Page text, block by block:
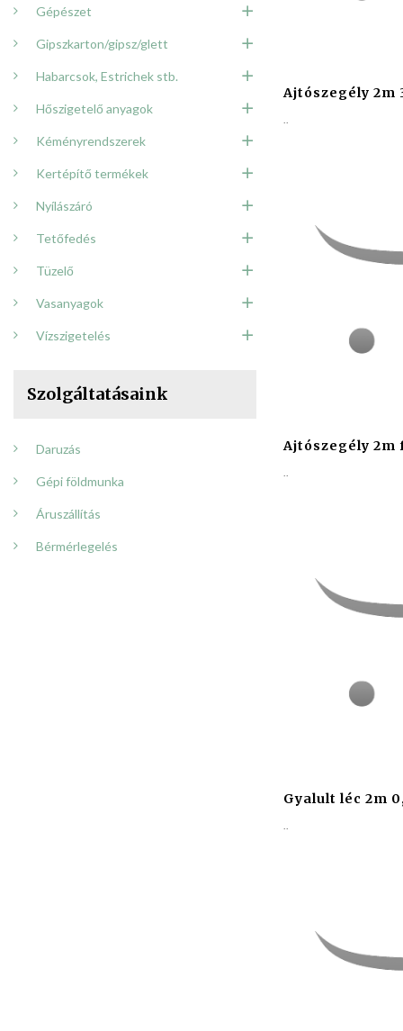
Gépészet
Gipszkarton/gipsz/glett
Habarcsok, Estrichek stb.
Hőszigetelő anyagok
Kéményrendszerek
Kertépítő termékek
Nyílászáró
Tetőfedés
Tüzelő
Vasanyagok
Vízszigetelés
Szolgáltatásaink
Daruzás
Gépi földmunka
Áruszállítás
Bérmérlegelés
Ajtószegély 2m
..
Ajtószegély 2m
..
Gyalult léc 2m
..